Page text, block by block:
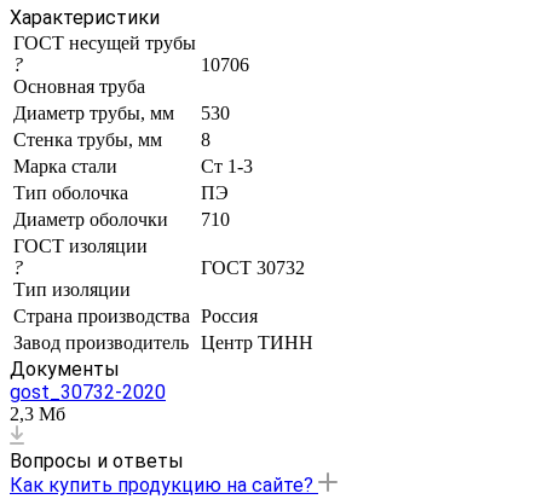
Характеристики
ГОСТ несущей трубы
?
Основная труба
10706
Диаметр трубы, мм
530
Стенка трубы, мм
8
Марка стали
Ст 1-3
Тип оболочка
ПЭ
Диаметр оболочки
710
ГОСТ изоляции
?
Тип изоляции
ГОСТ 30732
Страна производства Россия
Завод производитель Центр ТИНН
Документы
gost_30732-2020
2,3 Мб
Вопросы и ответы
Как купить продукцию на сайте?